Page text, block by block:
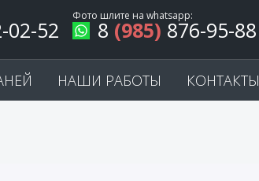
02-52
Фото шлите на whatsapp:
8 (985) 876-95-88
НАШИ РАБОТЫ КОНТАКТЫ